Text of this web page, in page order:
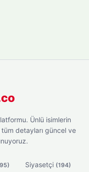
Ünlü isimlerin
detayları güncel ve
Siyasetçi (194)